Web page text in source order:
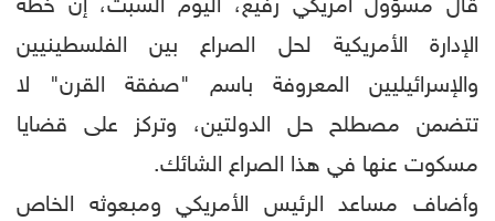
قال مسؤول أمريكي رفيع، اليوم السبت، إن خطة
الإدارة الأمريكية لحل الصراع بين الفلسطينيين
والإسرائيليين المعروفة باسم "صفقة القرن" لا
تتضمن مصطلح حل الدولتين، وتركز على قضايا
مسكوت عنها في هذا الصراع الشائك.
وأضاف مساعد الرئيس الأمريكي ومبعوثه الخاص